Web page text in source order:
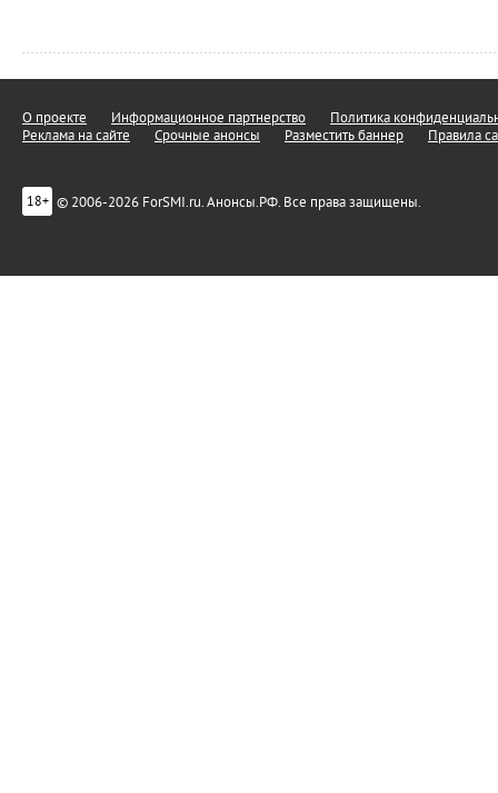
О проекте Информационное партнерство
Политика
Реклама на сайте
Срочные анонсы Разместить баннер Правила
18+ © 2006-2026 ForSMI.ru. Анонсы.РФ. Все права защищены.